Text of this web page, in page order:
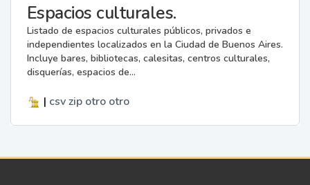
Espacios culturales.
Listado de espacios culturales públicos, privados e
independientes localizados en la Ciudad de Buenos Aires.
Incluye bares, bibliotecas, calesitas, centros culturales,
disquerías, espacios de...
| csv zip otro otro